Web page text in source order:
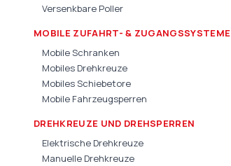
Versenkbare Poller
MOBILE ZUFAHRT- & ZUGANGSSYSTEME
Mobile Schranken
Mobiles Drehkreuze
Mobiles Schiebetore
Mobile Fahrzeugsperren
DREHKREUZE UND DREHSPERREN
Elektrische Drehkreuze
Manuelle Drehkreuze